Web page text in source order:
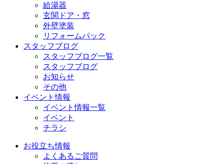
給湯器
玄関ドア・窓
外壁塗装
リフォームパック
スタッフブログ
スタッフブログ一覧
スタッフブログ
お知らせ
その他
イベント情報
イベント情報一覧
イベント
チラシ
お役立ち情報
よくあるご質問